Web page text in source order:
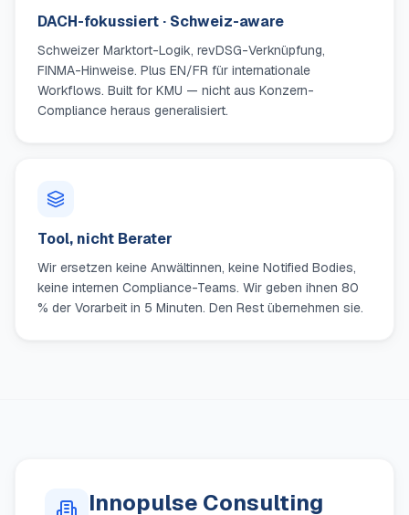
DACH-fokussiert · Schweiz-aware
Schweizer Marktort-Logik, revDSG-Verknüpfung,
FINMA-Hinweise. Plus EN/FR für internationale
Workflows. Built for KMU — nicht aus Konzern-
Compliance heraus generalisiert.
Tool, nicht Berater
Wir ersetzen keine Anwältinnen, keine Notified Bodies,
keine internen Compliance-Teams. Wir geben ihnen 80
% der Vorarbeit in 5 Minuten. Den Rest übernehmen sie.
Innopulse Consulting